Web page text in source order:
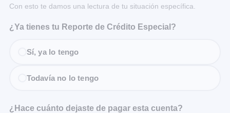
Con esto te damos una lectura de tu situación específica.
¿Ya tienes tu Reporte de Crédito Especial?
Sí, ya lo tengo
Todavía no lo tengo
¿Hace cuánto dejaste de pagar esta cuenta?